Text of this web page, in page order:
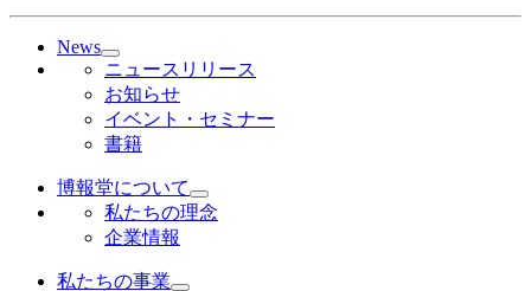
News
ニュースリリース
お知らせ
イベント・セミナー
書籍
博報堂について
私たちの理念
企業情報
私たちの事業